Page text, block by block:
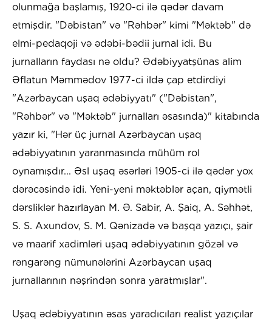
olunmağa başlamış, 1920-ci ilə qədər davam
etmişdir. "Dəbistan" və "Rəhbər" kimi "Məktəb" də
elmi-pedaqoji və ədəbi-bədii jurnal idi. Bu
jurnalların faydası nə oldu? Ədəbiyyatşünas alim
Əflatun Məmmədov 1977-ci ildə çap etdirdiyi
"Azərbaycan uşaq ədəbiyyatı" ("Dəbistan",
"Rəhbər" və "Məktəb" jurnalları əsasında)" kitabında
yazır ki, "Hər üç jurnal Azərbaycan uşaq
ədəbiyyatının yaranmasında mühüm rol
oynamışdır... Əsl uşaq əsərləri 1905-ci ilə qədər yox
dərəcəsində idi. Yeni-yeni məktəblər açan, qiymətli
dərsliklər hazırlayan M. Ə. Sabir, A. Şaiq, A. Səhhət,
S. S. Axundov, S. M. Qənizadə və başqa yazıçı, şair
və maarif xadimləri uşaq ədəbiyyatının gözəl və
rəngarəng nümunələrini Azərbaycan uşaq
jurnallarının nəşrindən sonra yaratmışlar".
Uşaq ədəbiyyatının əsas yaradıcıları realist yazıçılar